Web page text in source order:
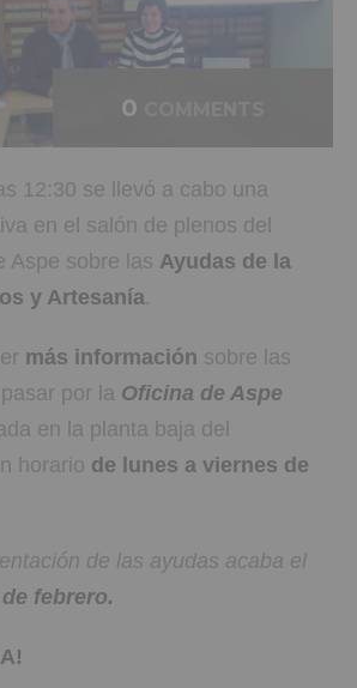
0
12:30 se llevó a cabo una
en el salón de plenos del
Aspe sobre las Ayudas de la
y Artesanía.
más información sobre las
por la Oficina de Aspe
en la planta baja del
horario de lunes a viernes de
de las ayudas acaba el
febrero.